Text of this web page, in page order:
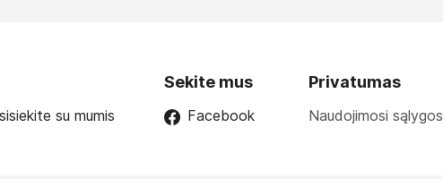
su mumis
Sekite mus
Facebook
Privatumas
Naudojimosi sąlygos